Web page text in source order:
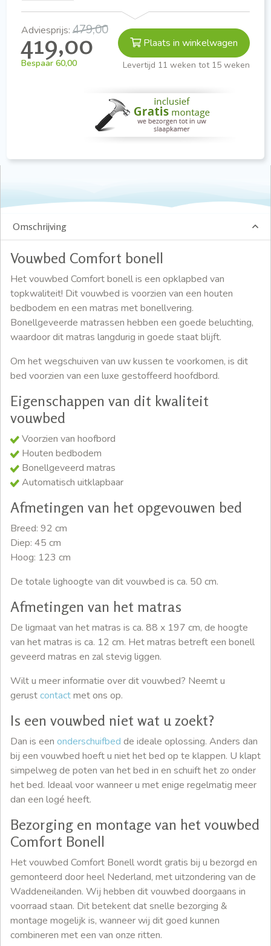
Adviesprijs: 479,00
419,00
Bespaar 60,00
Plaats in winkelwagen
Levertijd 11 weken tot 15 weken
Omschrijving
Vouwbed Comfort bonell
Het vouwbed Comfort bonell is een opklapbed van
topkwaliteit! Dit vouwbed is voorzien van een houten
bedbodem en een matras met bonellvering.
Bonellgeveerde matrassen hebben een goede beluchting,
waardoor dit matras langdurig in goede staat blijft.
Om het wegschuiven van uw kussen te voorkomen, is dit
bed voorzien van een luxe gestoffeerd hoofdbord.
Eigenschappen van dit kwaliteit
vouwbed
Voorzien van hoofbord
Houten bedbodem
Bonellgeveerd matras
Automatisch uitklapbaar
Afmetingen van het opgevouwen bed
Breed: 92 cm
Diep: 45 cm
Hoog: 123 cm
De totale lighoogte van dit vouwbed is ca. 50 cm.
Afmetingen van het matras
De ligmaat van het matras is ca. 88 x 197 cm, de hoogte
van het matras is ca. 12 cm. Het matras betreft een bonell
geveerd matras en zal stevig liggen.
Wilt u meer informatie over dit vouwbed? Neemt u
gerustcontactmet ons op.
Is een vouwbed niet wat u zoekt?
Dan is een onderschuifbed de ideale oplossing. Anders dan
bij een vouwbed hoeft u niet het bed op te klappen. U klapt
simpelweg de poten van het bed in en schuift het zo onder
het bed. Ideaal voor wanneer u met enige regelmatig meer
dan een logé heeft.
Bezorging en montage van het vouwbed
Comfort Bonell
Het vouwbed Comfort Bonell wordt gratis bij u bezorgd en
gemonteerd door heel Nederland, met uitzondering van de
Waddeneilanden. Wij hebben dit vouwbed doorgaans in
voorraad staan. Dit betekent dat snelle bezorging &
montage mogelijk is, wanneer wij dit goed kunnen
combineren met een van onze ritten.